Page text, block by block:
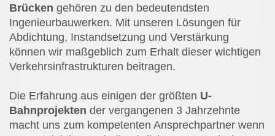
Brücken gehören zu den bedeutendsten
Ingenieurbauwerken. Mit unseren Lösungen für
Abdichtung, Instandsetzung und Verstärkung
können wir maßgeblich zum Erhalt dieser wichtigen
Verkehrsinfrastrukturen beitragen.
Die Erfahrung aus einigen der größten U-
Bahnprojekten der vergangenen 3 Jahrzehnte
macht uns zum kompetenten Ansprechpartner wenn